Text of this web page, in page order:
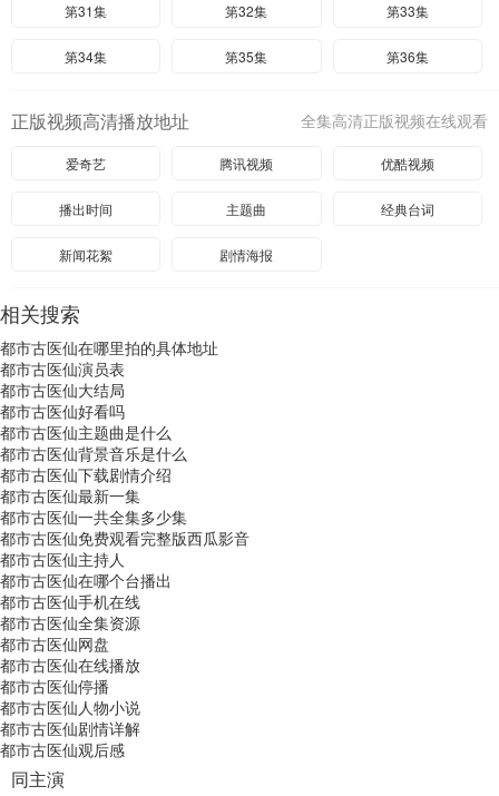
第31集 第32集 第33集
第34集 第35集 第36集
全集高清正版视频在线观看
正版视频高清播放地址
爱奇艺 腾讯视频 优酷视频
播出时间 主题曲 经典台词
新闻花絮 剧情海报
相关搜索
都市古医仙在哪里拍的具体地址
都市古医仙演员表
都市古医仙大结局
都市古医仙好看吗
都市古医仙主题曲是什么
都市古医仙背景音乐是什么
都市古医仙下载剧情介绍
都市古医仙最新一集
都市古医仙一共全集多少集
都市古医仙免费观看完整版西瓜影音
都市古医仙主持人
都市古医仙在哪个台播出
都市古医仙手机在线
都市古医仙全集资源
都市古医仙网盘
都市古医仙在线播放
都市古医仙停播
都市古医仙人物小说
都市古医仙剧情详解
都市古医仙观后感
同主演